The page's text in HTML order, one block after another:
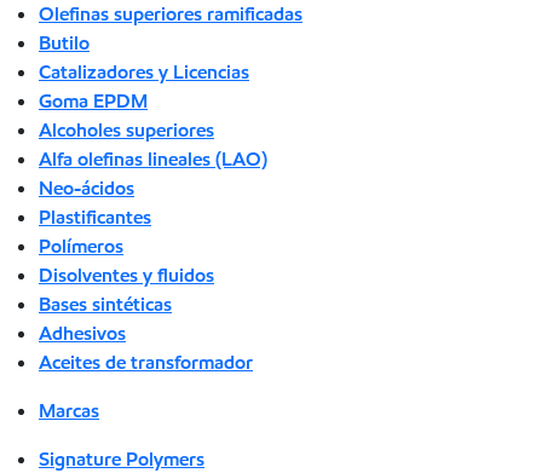
Olefinas superiores ramificadas
Butilo
Catalizadores y Licencias
Goma EPDM
Alcoholes superiores
Alfa olefinas lineales (LAO)
Neo-ácidos
Plastificantes
Polímeros
Disolventes y fluidos
Bases sintéticas
Adhesivos
Aceites de transformador
Marcas
Signature Polymers